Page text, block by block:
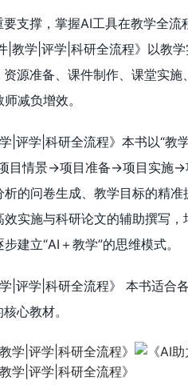
支撑，掌握AI工具在教学全
|教学|评学|科研全流程》以教
源准备、课件制作、课堂实
减负增效。
|评学|科研全流程》本书以“教
目情景→项目准备→项目实施
的问卷生成、教学目标的精
实施与科研论文的辅助撰写
建立“AI＋教学”的思维模式。
|评学|科研全流程》 本书适合
心教材。